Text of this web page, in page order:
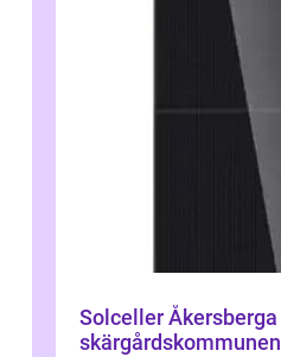
Solceller Åkersberga smart energival i
skärgårdskommunen